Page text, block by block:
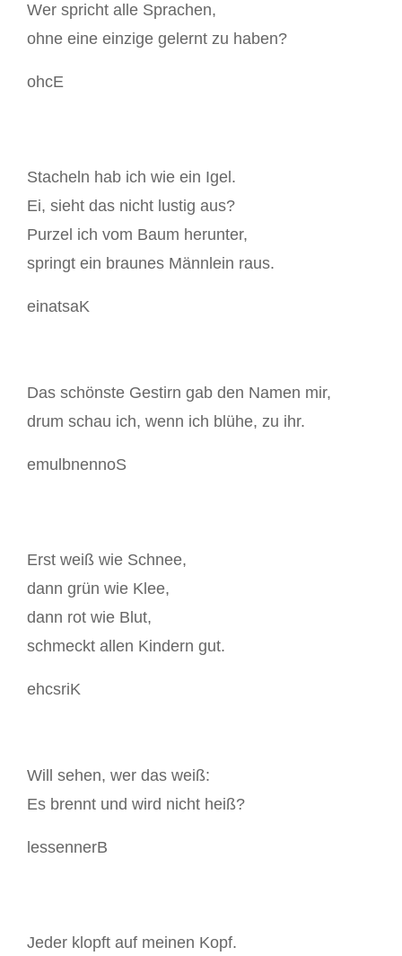
Wer spricht alle Sprachen,
ohne eine einzige gelernt zu haben?
ohcE
Stacheln hab ich wie ein Igel.
Ei, sieht das nicht lustig aus?
Purzel ich vom Baum herunter,
springt ein braunes Männlein raus.
einatsaK
Das schönste Gestirn gab den Namen mir,
drum schau ich, wenn ich blühe, zu ihr.
emulbnennoS
Erst weiß wie Schnee,
dann grün wie Klee,
dann rot wie Blut,
schmeckt allen Kindern gut.
ehcsriK
Will sehen, wer das weiß:
Es brennt und wird nicht heiß?
lessennerB
Jeder klopft auf meinen Kopf.